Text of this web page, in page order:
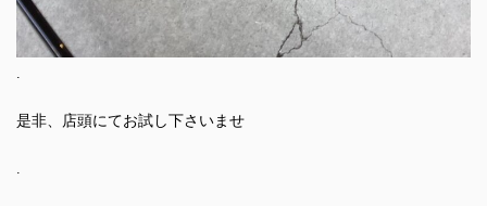
是非、店頭にてお試し下さいませ